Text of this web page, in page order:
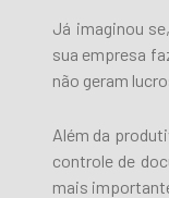
Já imaginou
sua empresa
não geram
Além da
controle de
mais